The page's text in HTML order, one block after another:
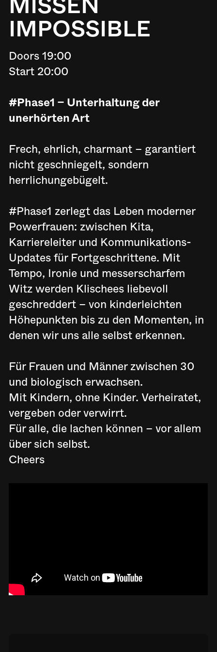
IMPOSSIBLE
Doors 19:00
Start 20:00
#Phase1 – Unterhaltung der
unerhörten Art
Frech, ehrlich, charmant – garantiert
nicht geschniegelt, sondern
herrlichungebügelt.
#Phase1 zerlegt das Leben moderner
Powerfrauen: zwischen Kita,
Karriereleiter und Kommunikations-
Updates für Fortgeschrittene. Mit
Tempo, Ironie und messerscharfem
Witz werden Klischees liebevoll
geschreddert – von kinderleichten
Höhepunkten bis zu den Momenten, in
denen wir uns alle selbst erkennen.
Für Frauen und Männer zwischen 30
und biologisch erwachsen.
Mit Kindern, ohne Kinder. Verheiratet,
vergeben oder verwirrt.
Für alle, die lachen können – vor allem
über sich selbst.
Cheers